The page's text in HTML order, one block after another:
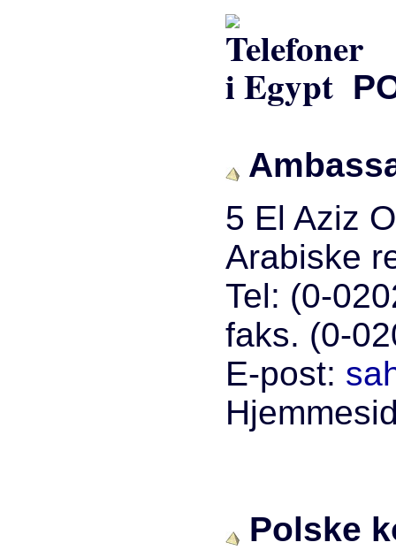
5 El Aziz
Arabiske
Tel: (0-
faks. (0-
E-post:
Polske